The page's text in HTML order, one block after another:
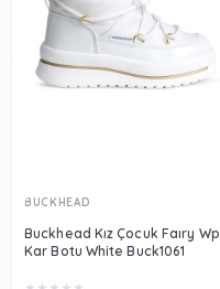
BUCKHEAD
Buckhead Kız Çocuk Faıry Wp
Kar Botu White Buck1061